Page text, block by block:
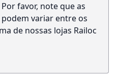
favor, note que as
variar entre os
de nossas lojas Railoc